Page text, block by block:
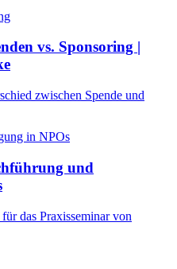
vs. Sponsoring |
zwischen Spende und
und
das Praxisseminar von